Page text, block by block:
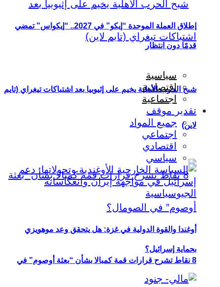
شبح الحرب الأهلية يخيم على إثيوبيا بعد اشتباكات تيغراي (تايم
لاين)
8 نقاط تشرح قرارات قمة كمبالا بشأن “بعثة أوصوم” في
إطلاق العملة الموحدة “إيكو” في 2027.. “إيكواس” تمضي
قدمًا دون انتظار
سياسية
اقتصادية
اجتماعية
تقدير موقف
جميع المواد
اجتماعي
اقتصادي
سياسي
أوغندا والقوة الدولية في غزة: هل يتحقق وعد موهويزي
بحماية إسرائيل؟